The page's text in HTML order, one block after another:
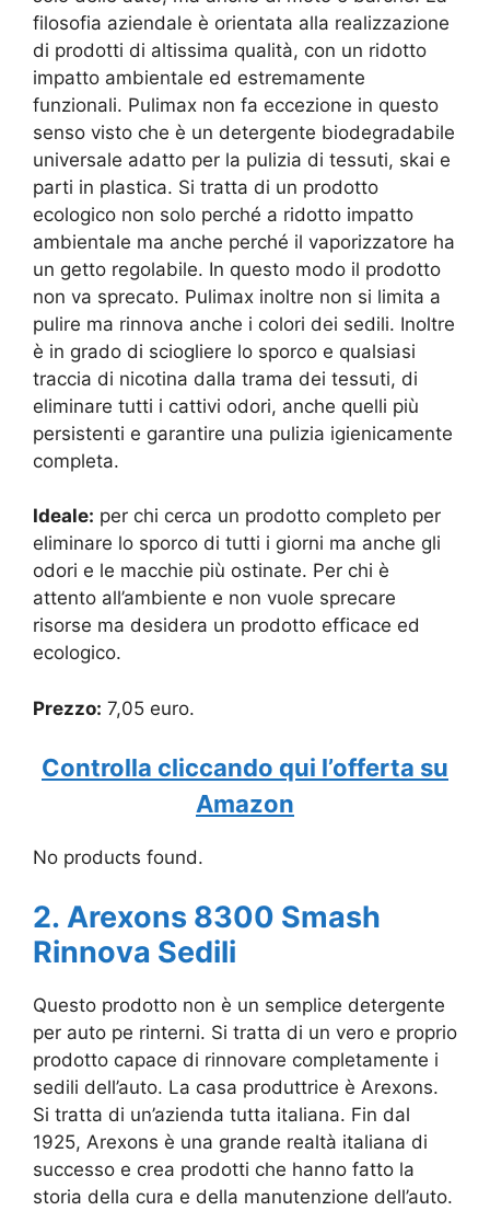
filosofia aziendale è orientata alla realizzazione
di prodotti di altissima qualità, con un ridotto
impatto ambientale ed estremamente
funzionali. Pulimax non fa eccezione in questo
senso visto che è un detergente biodegradabile
universale adatto per la pulizia di tessuti, skai e
parti in plastica. Si tratta di un prodotto
ecologico non solo perché a ridotto impatto
ambientale ma anche perché il vaporizzatore ha
un getto regolabile. In questo modo il prodotto
non va sprecato. Pulimax inoltre non si limita a
pulire ma rinnova anche i colori dei sedili. Inoltre
è in grado di sciogliere lo sporco e qualsiasi
traccia di nicotina dalla trama dei tessuti, di
eliminare tutti i cattivi odori, anche quelli più
persistenti e garantire una pulizia igienicamente
completa.
Ideale: per chi cerca un prodotto completo per
eliminare lo sporco di tutti i giorni ma anche gli
odori e le macchie più ostinate. Per chi è
attento all’ambiente e non vuole sprecare
risorse ma desidera un prodotto efficace ed
ecologico.
Prezzo: 7,05 euro.
Controlla cliccando qui l’offerta su
Amazon
No products found.
2. Arexons 8300 Smash
Rinnova Sedili
Questo prodotto non è un semplice detergente
per auto pe rinterni. Si tratta di un vero e proprio
prodotto capace di rinnovare completamente i
sedili dell’auto. La casa produttrice è Arexons.
Si tratta di un’azienda tutta italiana. Fin dal
1925, Arexons è una grande realtà italiana di
successo e crea prodotti che hanno fatto la
storia della cura e della manutenzione dell’auto.